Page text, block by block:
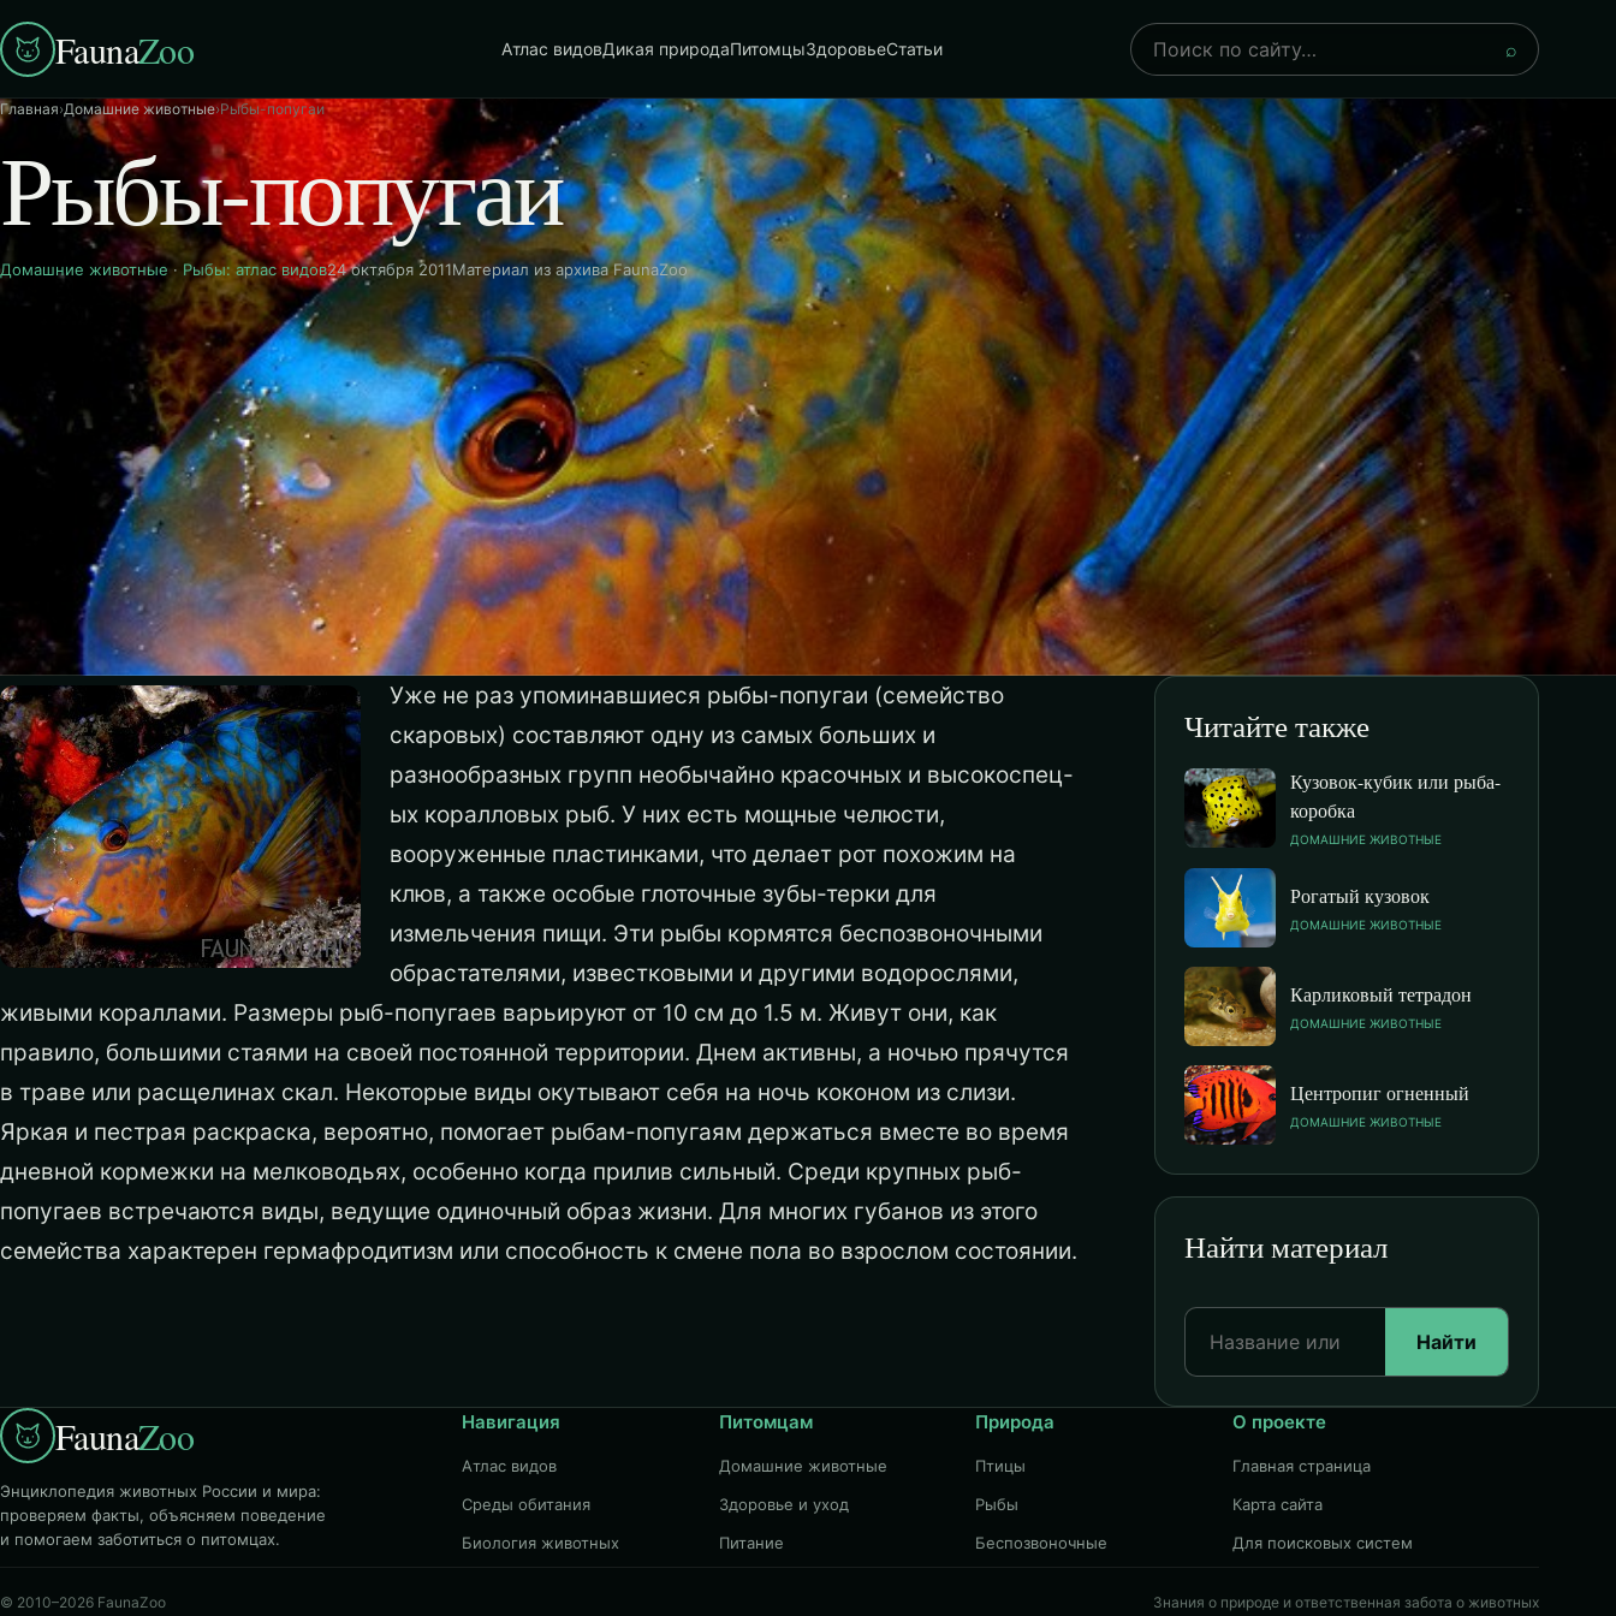
FaunaZoo Атлас видовДикая природаПитомцыЗдоровьеСтатьи
Поиск
⌕
Главная›Домашние животные›Рыбы-попугаи
Рыбы-попугаи
Домашние животные· Рыбы: атлас видов24 октября 2011Материал из архива FaunaZoo
Уже не раз упоминавшиеся рыбы-попугаи (семейство
скаровых) составляют одну из самых больших и
разнообразных групп необычайно красочных и высокоспец-
ых коралловых рыб. У них есть мощные челюсти,
вооруженные пластинками, что делает рот похожим на
клюв, а также особые глоточные зубы-терки для
измельчения пищи. Эти рыбы кормятся беспозвоночными
обрастателями, известковыми и другими водорослями,
живыми кораллами. Размеры рыб-попугаев варьируют от 10 см до 1.5 м. Живут они, как
правило, большими стаями на своей постоянной территории. Днем активны, а ночью прячутся
в траве или расщелинах скал. Некоторые виды окутывают себя на ночь коконом из слизи.
Яркая и пестрая раскраска, вероятно, помогает рыбам-попугаям держаться вместе во время
дневной кормежки на мелководьях, особенно когда прилив сильный. Среди крупных рыб-
попугаев встречаются виды, ведущие одиночный образ жизни. Для многих губанов из этого
семейства характерен гермафродитизм или способность к смене пола во взрослом состоянии.
Читайте также
Кузовок-кубик или рыба-
коробка
ДОМАШНИЕ ЖИВОТНЫЕ
Рогатый кузовок
ДОМАШНИЕ ЖИВОТНЫЕ
Карликовый тетрадон
ДОМАШНИЕ ЖИВОТНЫЕ
Центропиг огненный
ДОМАШНИЕ ЖИВОТНЫЕ
Найти материал
Найти
FaunaZoo
Энциклопедия животных России и мира:
проверяем факты, объясняем поведение
и помогаем заботиться о питомцах.
Навигация
Атлас видов
Среды обитания
Биология животных
Питомцам
Домашние животные
Здоровье и уход
Питание
Природа
Птицы
Рыбы
Беспозвоночные
О проекте
Главная страница
Карта сайта
Для поисковых систем
© 2010–2026 FaunaZoo Знания о природе и ответственная забота о животных